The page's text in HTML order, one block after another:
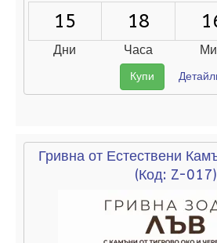
15 18
Дни Часа
Купи
Гривна от Естествени
(Код: Z-017)